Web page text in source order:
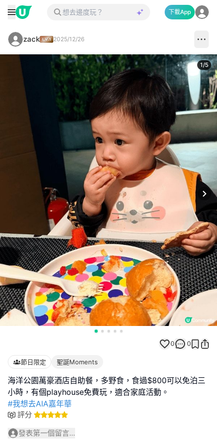
下載App
zack 2025/12/26
1/5
0 0
節日限定 聖誕Moments
海洋公園萬豪酒店自助餐，多野食，食過$800可以免泊三
#我想去AIA嘉年華
評分
發表第一個留言...